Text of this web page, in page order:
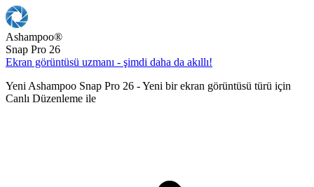
Ashampoo®
Snap Pro 26
Ekran görüntüsü uzmanı - şimdi daha da akıllı!
Yeni Ashampoo Snap Pro 26 - Yeni bir ekran görüntüsü türü için
Canlı Düzenleme ile